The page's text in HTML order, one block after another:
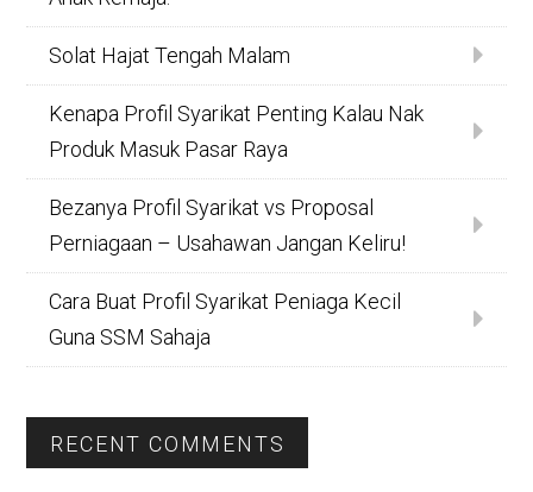
Solat Hajat Tengah Malam
Kenapa Profil Syarikat Penting Kalau Nak
Produk Masuk Pasar Raya
Bezanya Profil Syarikat vs Proposal
Perniagaan – Usahawan Jangan Keliru!
Cara Buat Profil Syarikat Peniaga Kecil
Guna SSM Sahaja
RECENT COMMENTS